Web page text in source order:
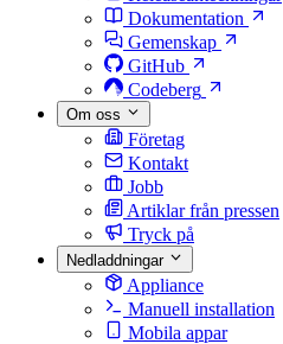
Dokumentation
Gemenskap
GitHub
Codeberg
Om oss
Företag
Kontakt
Jobb
Artiklar från pressen
Tryck på
Nedladdningar
Appliance
Manuell installation
Mobila appar